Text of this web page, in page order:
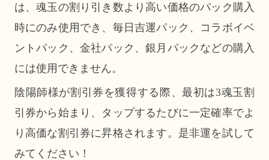
は、魂玉の割り引き数より高い価格のパック購入
時にのみ使用でき、毎日吉運パック、コラボイベ
ントパック、金社パック、銀月パックなどの購入
には使用できません。
陰陽師様が割引券を獲得する際、最初は3魂玉割
引券から始まり、タップするたびに一定確率でよ
り高価な割引券に昇格されます。是非運を試して
みてください！